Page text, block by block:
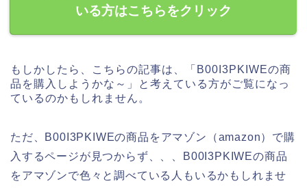
いる方はこちらをクリック
もしかしたら、こちらの記事は、「B00I3PKIWEの商
品を購入しようかな～」と考えている方がご覧になっ
ているのかもしれません。
ただ、B00I3PKIWEの商品をアマゾン（amazon）で購
入するページが見つからず、、、B00I3PKIWEの商品
をアマゾンで色々と調べている人もいるかもしれませ